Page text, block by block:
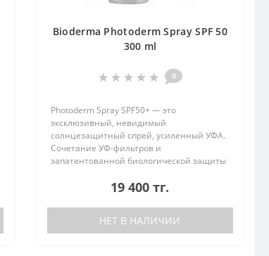
Bioderma Photoderm Spray SPF 50
300 ml
0
Photoderm Spray SPF50+ — это
эксклюзивный, невидимый
солнцезащитный спрей, усиленный УФА.
Сочетание УФ-фильтров и
запатентованной биологической защиты
самозащите, помогая сохранить ее
периода..
19 400 тг.
НЕТ В НАЛИЧИИ